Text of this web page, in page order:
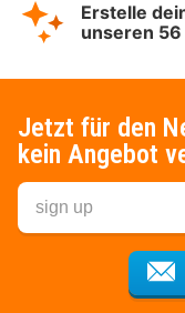
Erstelle
unseren
Jetzt für den
kein Angebot